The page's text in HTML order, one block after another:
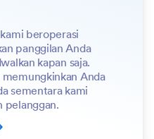
beroperasi
panggilan Anda
kapan saja.
Anda
sementara kami
pelanggan.